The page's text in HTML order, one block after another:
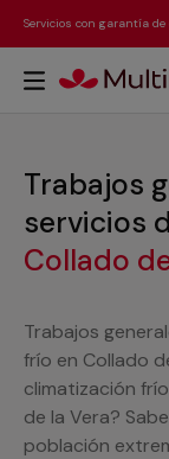
Servicios con garantía
Trabajos
servicios
Collado
Trabajos
frío en Collado
climatización
de la Vera?
población